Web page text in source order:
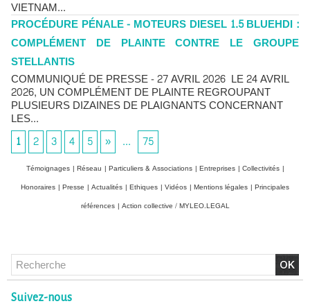
VIETNAM...
PROCÉDURE PÉNALE - MOTEURS DIESEL 1.5 BLUEHDI :
COMPLÉMENT DE PLAINTE CONTRE LE GROUPE
STELLANTIS
COMMUNIQUÉ DE PRESSE - 27 AVRIL 2026 LE 24 AVRIL
2026, UN COMPLÉMENT DE PLAINTE REGROUPANT
PLUSIEURS DIZAINES DE PLAIGNANTS CONCERNANT
LES...
1
2 3 4 5 » ... 75
Témoignages | Réseau | Particuliers & Associations | Entreprises | Collectivités |
Honoraires | Presse | Actualités | Ethiques | Vidéos | Mentions légales | Principales
références | Action collective / MYLEO.LEGAL
Suivez-nous
Chlordécone : un non-lieu confirmé, la bataille se déplace
30/06/2026 -Christophe LEGUEVAQUES